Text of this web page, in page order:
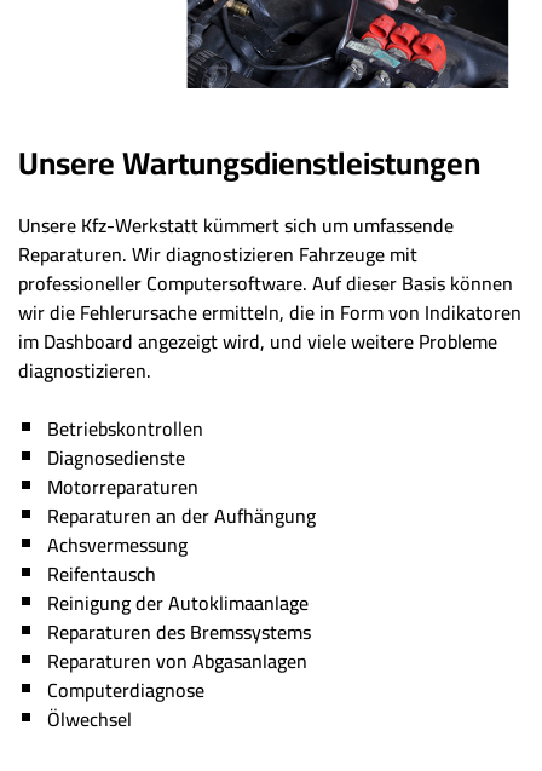
Unsere Wartungsdienstleistungen
Unsere Kfz-Werkstatt kümmert sich um umfassende
Reparaturen. Wir diagnostizieren Fahrzeuge mit
professioneller Computersoftware. Auf dieser Basis können
wir die Fehlerursache ermitteln, die in Form von Indikatoren
im Dashboard angezeigt wird, und viele weitere Probleme
diagnostizieren.
Betriebskontrollen
Diagnosedienste
Motorreparaturen
Reparaturen an der Aufhängung
Achsvermessung
Reifentausch
Reinigung der Autoklimaanlage
Reparaturen des Bremssystems
Reparaturen von Abgasanlagen
Computerdiagnose
Ölwechsel